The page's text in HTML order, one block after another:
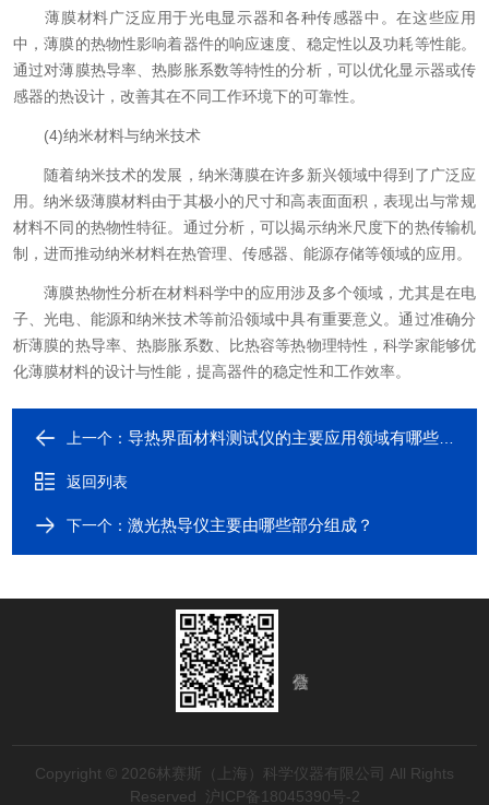
薄膜材料广泛应用于光电显示器和各种传感器中。在这些应用
中，薄膜的热物性影响着器件的响应速度、稳定性以及功耗等性能。
通过对薄膜热导率、热膨胀系数等特性的分析，可以优化显示器或传
感器的热设计，改善其在不同工作环境下的可靠性。
(4)纳米材料与纳米技术
随着纳米技术的发展，纳米薄膜在许多新兴领域中得到了广泛应
用。纳米级薄膜材料由于其极小的尺寸和高表面面积，表现出与常规
材料不同的热物性特征。通过分析，可以揭示纳米尺度下的热传输机
制，进而推动纳米材料在热管理、传感器、能源存储等领域的应用。
薄膜热物性分析在材料科学中的应用涉及多个领域，尤其是在电
子、光电、能源和纳米技术等前沿领域中具有重要意义。通过准确分
析薄膜的热导率、热膨胀系数、比热容等热物理特性，科学家能够优
化薄膜材料的设计与性能，提高器件的稳定性和工作效率。
上一个：导热界面材料测试仪的主要应用领域有哪些？
返回列表
下一个：激光热导仪主要由哪些部分组成？
Copyright © 2026林赛斯（上海）科学仪器有限公司 All Rights
Reserved
沪ICP备18045390号-2